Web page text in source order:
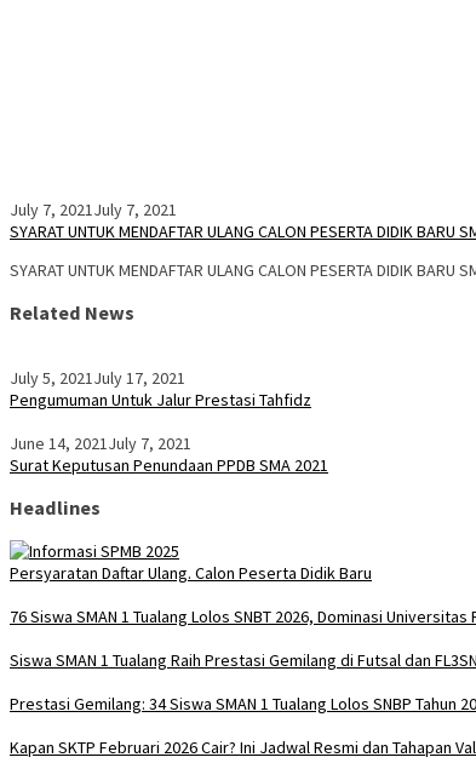
July 7, 2021July 7, 2021
SYARAT UNTUK MENDAFTAR ULANG CALON PESERTA DIDIK BARU
SYARAT UNTUK MENDAFTAR ULANG CALON PESERTA DIDIK
Related News
July 5, 2021July 17, 2021
Pengumuman Untuk Jalur Prestasi Tahfidz
June 14, 2021July 7, 2021
Surat Keputusan Penundaan PPDB SMA 2021
Headlines
Persyaratan Daftar Ulang. Calon Peserta Didik Baru
76 Siswa SMAN 1 Tualang Lolos SNBT 2026, Dominasi Universitas
Siswa SMAN 1 Tualang Raih Prestasi Gemilang di Futsal dan
Prestasi Gemilang: 34 Siswa SMAN 1 Tualang Lolos SNBP Tahun
Kapan SKTP Februari 2026 Cair? Ini Jadwal Resmi dan Tahapan